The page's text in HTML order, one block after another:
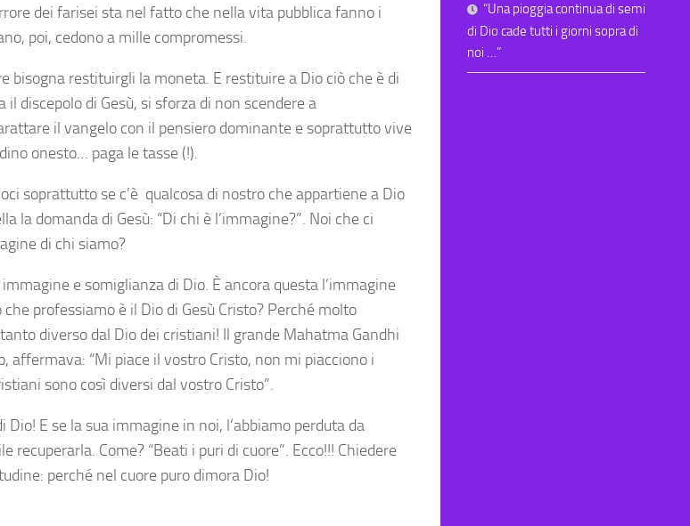
dei farisei sta nel fatto che nella vita pubblica fanno i
poi, cedono a mille compromessi.
bisogna restituirgli la moneta. E restituire a Dio ciò che è di
discepolo di Gesù, si sforza di non scendere a
il vangelo con il pensiero dominante e soprattutto vive
onesto… paga le tasse (!).
soprattutto se c’è qualcosa di nostro che appartiene a Dio
la domanda di Gesù: “Di chi è l’immagine?”. Noi che ci
di chi siamo?
e somiglianza di Dio. È ancora questa l’immagine
professiamo è il Dio di Gesù Cristo? Perché molto
diverso dal Dio dei cristiani! Il grande Mahatma Gandhi
affermava: “Mi piace il vostro Cristo, non mi piacciono i
sono così diversi dal vostro Cristo”.
Dio! E se la sua immagine in noi, l’abbiamo perduta da
recuperarla. Come? “Beati i puri di cuore”. Ecco!!! Chiedere
perché nel cuore puro dimora Dio!
“Una pioggia continua di semi
di Dio cade tutti i giorni sopra di
noi …”